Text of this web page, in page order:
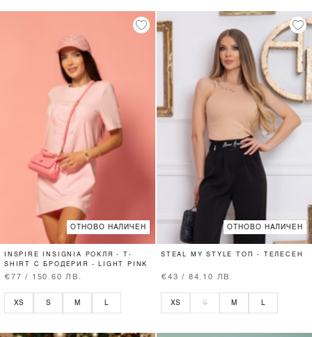
ОТНОВО НАЛИЧЕН
INSPIRE INSIGNIA РОКЛЯ - T-
SHIRT С БРОДЕРИЯ - LIGHT PINK
€77 / 150.60 ЛВ.
XS S M
ОТНОВО НАЛИЧЕН
STEAL MY STYLE ТОП - ТЕЛЕСЕН
€43 / 84.10 ЛВ.
XS S M